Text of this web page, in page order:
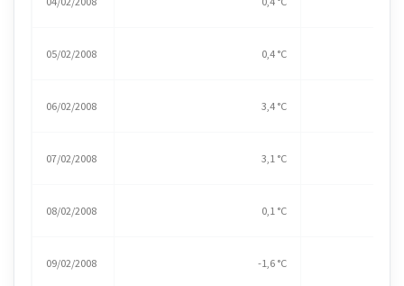
05/02/2008 0,4 °C
06/02/2008 3,4 °C
07/02/2008 3,1 °C
08/02/2008 0,1 °C
09/02/2008 -1,6 °C